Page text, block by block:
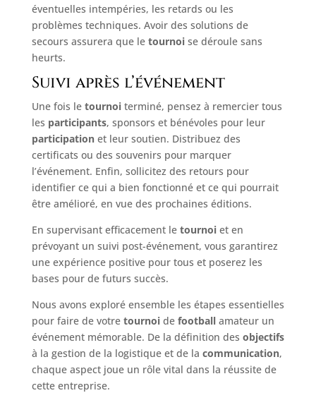
éventuelles intempéries, les retards ou les
problèmes techniques. Avoir des solutions de
secours assurera que le tournoise déroule sans
heurts.
Suivi après l’événement
Une fois le tournoiterminé, pensez à remercier tous
les participants, sponsors et bénévoles pour leur
participationet leur soutien. Distribuez des
certificats ou des souvenirs pour marquer
l’événement. Enfin, sollicitez des retours pour
identifier ce qui a bien fonctionné et ce qui pourrait
être amélioré, en vue des prochaines éditions.
En supervisant efficacement le tournoiet en
prévoyant un suivi post-événement, vous garantirez
une expérience positive pour tous et poserez les
bases pour de futurs succès.
Nous avons exploré ensemble les étapes essentielles
pour faire de votre tournoide footballamateur un
événement mémorable. De la définition des objectifs
à la gestion de la logistique et de la communication,
chaque aspect joue un rôle vital dans la réussite de
cette entreprise.